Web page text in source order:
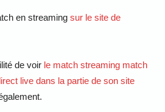
en streaming sur le site de
de voir le match streaming match
live dans la partie de son site